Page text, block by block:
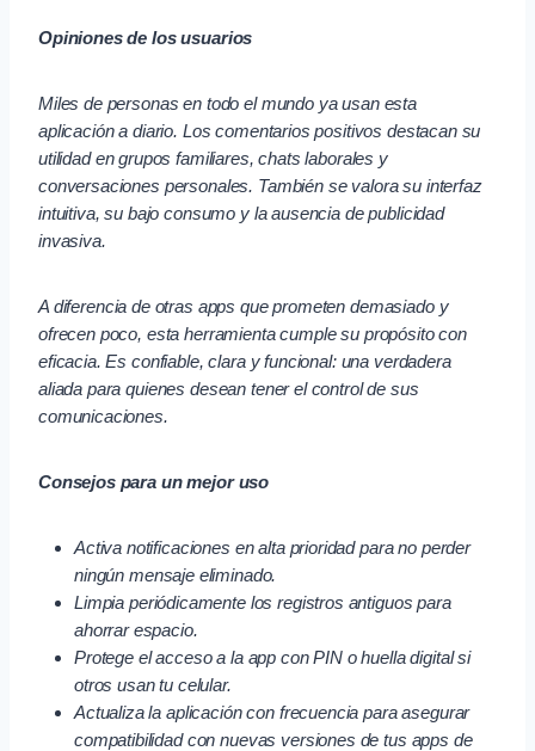
Opiniones de los usuarios
Miles de personas en todo el mundo ya usan esta
aplicación a diario. Los comentarios positivos destacan su
utilidad en grupos familiares, chats laborales y
conversaciones personales. También se valora su interfaz
intuitiva, su bajo consumo y la ausencia de publicidad
invasiva.
A diferencia de otras apps que prometen demasiado y
ofrecen poco, esta herramienta cumple su propósito con
eficacia. Es confiable, clara y funcional: una verdadera
aliada para quienes desean tener el control de sus
comunicaciones.
Consejos para un mejor uso
Activa notificaciones en alta prioridad para no perder
ningún mensaje eliminado.
Limpia periódicamente los registros antiguos para
ahorrar espacio.
Protege el acceso a la app con PIN o huella digital si
otros usan tu celular.
Actualiza la aplicación con frecuencia para asegurar
compatibilidad con nuevas versiones de tus apps de